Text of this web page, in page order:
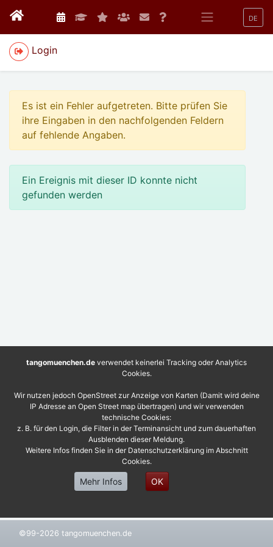
DE
Login
Es ist ein Fehler aufgetreten. Bitte prüfen Sie
ihre Eingaben in den nachfolgenden Feldern
auf fehlende Angaben.
Ein Ereignis mit dieser ID konnte nicht
gefunden werden
©99-2026 tangomuenchen.de
tangomuenchen.de verwendet keinerlei Tracking oder Analytics
Cookies.
Wir nutzen jedoch OpenStreet zur Anzeige von Karten (Damit wird deine
IP Adresse an Open Street map übertragen) und wir verwenden
technische Cookies:
z. B. für den Login, die Filter in der Terminansicht und zum dauerhaften
Ausblenden dieser Meldung.
Weitere Infos finden Sie in der Datenschutzerklärung im Abschnitt
Cookies.
Mehr Infos OK